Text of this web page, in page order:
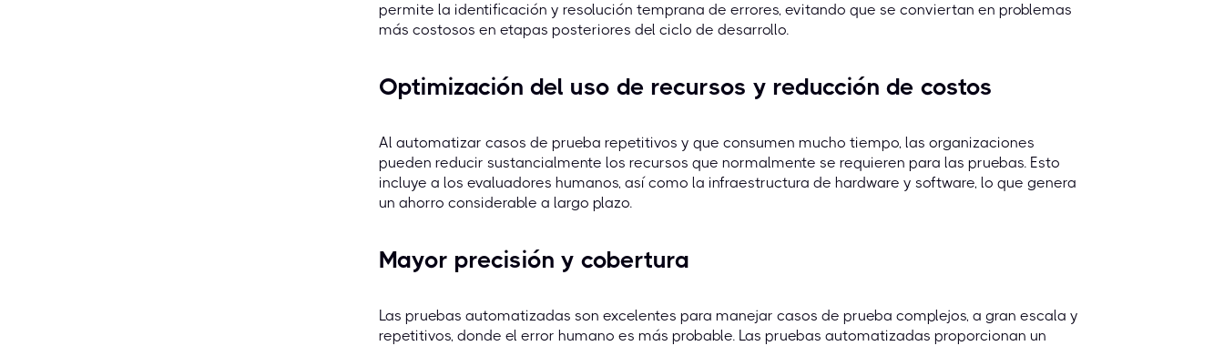
permite la identificación y resolución temprana de errores, evitando que se conviertan en problemas
más costosos en etapas posteriores del ciclo de desarrollo.
Optimización del uso de recursos y reducción de costos
Al automatizar casos de prueba repetitivos y que consumen mucho tiempo, las organizaciones
pueden reducir sustancialmente los recursos que normalmente se requieren para las pruebas. Esto
incluye a los evaluadores humanos, así como la infraestructura de hardware y software, lo que genera
un ahorro considerable a largo plazo.
Mayor precisión y cobertura
Las pruebas automatizadas son excelentes para manejar casos de prueba complejos, a gran escala y
repetitivos, donde el error humano es más probable. Las pruebas automatizadas proporcionan un